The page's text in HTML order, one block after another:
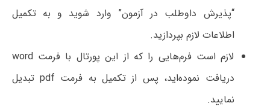
“پذیرش داوطلب در آزمون” وارد شوید و به تکمیل
اطلاعات لازم بپردازید.
لازم است فرم‌هایی را که از این پورتال با فرمت word
دریافت نموده‌اید، پس از تکمیل به فرمت pdf تبدیل
نمایید.